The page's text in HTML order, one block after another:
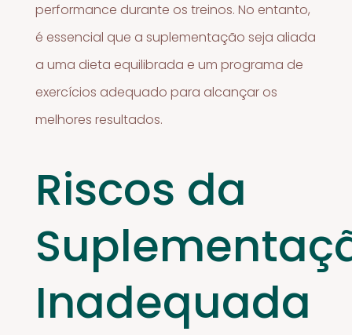
performance durante os treinos. No entanto,
é essencial que a suplementação seja aliada
a uma dieta equilibrada e um programa de
exercícios adequado para alcançar os
melhores resultados.
Riscos da
Inadequada